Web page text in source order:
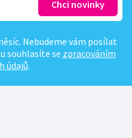
Nebudeme vám posílat
souhlasíte se zpracováním
údajů.